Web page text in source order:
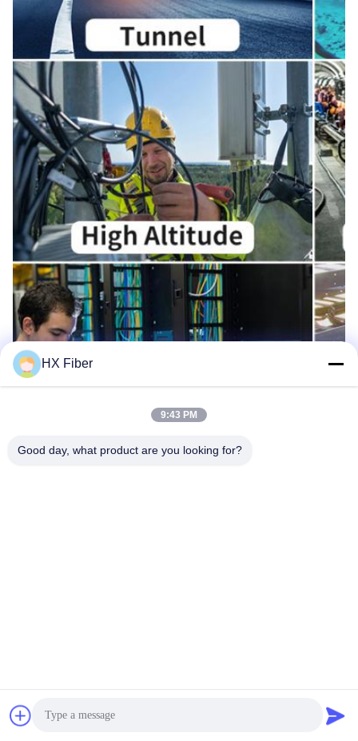
HX Fiber
9:43 PM
Good day, what product are you looking for?